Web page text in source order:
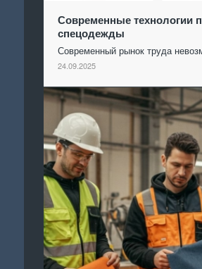
Современные технологии
спецодежды
Современный рынок труда
24.09.2025